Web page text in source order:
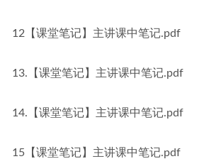
12【课堂笔记】主讲课中笔记.pdf
13.【课堂笔记】主讲课中笔记.pdf
14.【课堂笔记】主讲课中笔记.pdf
15【课堂笔记】主讲课中笔记.pdf